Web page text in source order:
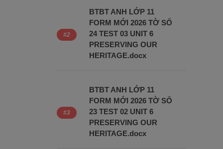
BTBT ANH LỚP 11
FORM MỚI 2026 TỜ SỐ
24 TEST 03 UNIT 6
PRESERVING OUR
HERITAGE.docx
BTBT ANH LỚP 11
FORM MỚI 2026 TỜ SỐ
23 TEST 02 UNIT 6
PRESERVING OUR
HERITAGE.docx